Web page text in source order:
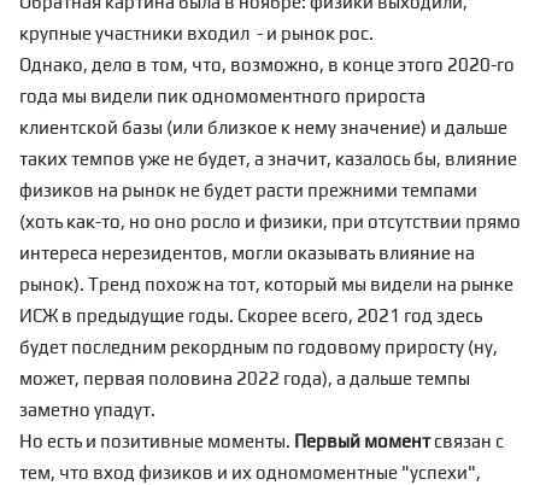
крупные участники входил - и рынок рос.
Однако, дело в том, что, возможно, в конце этого 2020-го
года мы видели пик одномоментного прироста
клиентской базы (или близкое к нему значение) и дальше
таких темпов уже не будет, а значит, казалось бы, влияние
физиков на рынок не будет расти прежними темпами
(хоть как-то, но оно росло и физики, при отсутствии прямо
интереса нерезидентов, могли оказывать влияние на
рынок). Тренд похож на тот, который мы видели на рынке
ИСЖ в предыдущие годы. Скорее всего, 2021 год здесь
будет последним рекордным по годовому приросту (ну,
может, первая половина 2022 года), а дальше темпы
заметно упадут.
Но есть и позитивные моменты. Первый моментсвязан с
тем, что вход физиков и их одномоментные "успехи",